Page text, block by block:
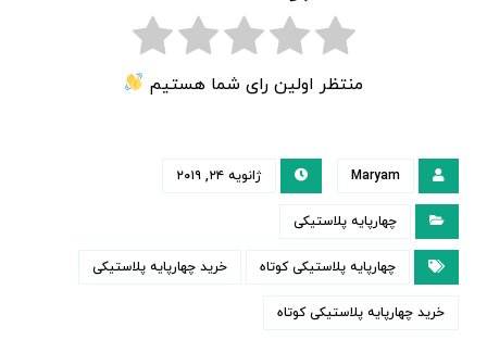
منتظر اولین رای شما هستیم
Maryam ژانویه ۲۴, ۲۰۱۹
چهارپایه پلاستیکی
چهارپایه پلاستیکی کوتاه خرید چهارپایه پلاستیکی
خرید چهارپایه پلاستیکی کوتاه